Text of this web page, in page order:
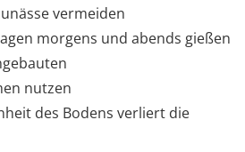
vermeiden
morgens und abends gießen
nutzen
des Bodens verliert die